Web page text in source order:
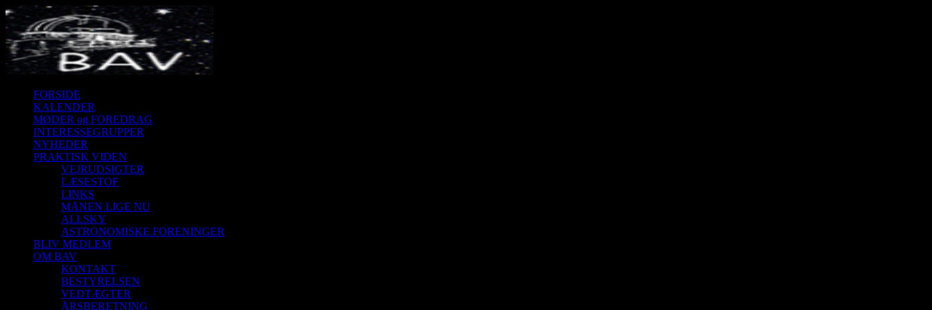
FORSIDE
KALENDER
MØDER og FOREDRAG
INTERESSEGRUPPER
NYHEDER
PRAKTISK VIDEN
VEJRUDSIGTER
LÆSESTOF
LINKS
MÅNEN LIGE NU
ALLSKY
ASTRONOMISKE FORENINGER
BLIV MEDLEM
OM BAV
KONTAKT
BESTYRELSEN
VEDTÆGTER
ÅRSBERETNING